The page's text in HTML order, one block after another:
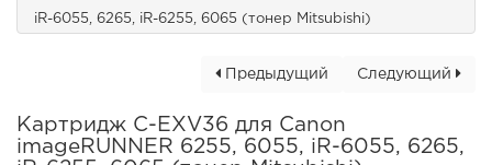
iR-6055, 6265, iR-6255, 6065 (тонер Mitsubishi)
Следующий
Предыдущий
Картридж C-EXV36 для Canon
imageRUNNER 6255, 6055, iR-6055, 6265,